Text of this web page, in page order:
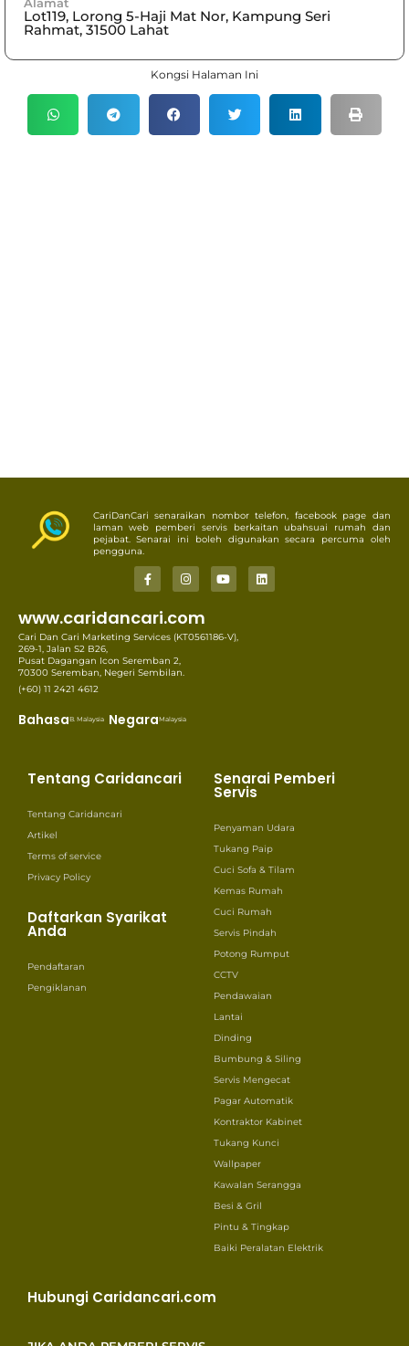
Lot119, Lorong 5-Haji Mat Nor, Kampung Seri
Rahmat, 31500 Lahat
Kongsi Halaman Ini
CariDanCari senaraikan nombor telefon, facebook page dan
laman web pemberi servis berkaitan ubahsuai rumah dan
pejabat. Senarai ini boleh digunakan secara percuma oleh
pengguna.
www.caridancari.com
Cari Dan Cari Marketing Services (KT0561186-V),
269-1, Jalan S2 B26,
Pusat Dagangan Icon Seremban 2,
70300 Seremban, Negeri Sembilan.
(+60) 11 2421 4612
BahasaB. Malaysia NegaraMalaysia
Tentang Caridancari
Tentang Caridancari
Artikel
Terms of service
Privacy Policy
Daftarkan Syarikat
Anda
Pendaftaran
Pengiklanan
Senarai Pemberi
Servis
Penyaman Udara
Tukang Paip
Cuci Sofa & Tilam
Kemas Rumah
Cuci Rumah
Servis Pindah
Potong Rumput
CCTV
Pendawaian
Lantai
Dinding
Bumbung & Siling
Servis Mengecat
Pagar Automatik
Kontraktor Kabinet
Tukang Kunci
Wallpaper
Kawalan Serangga
Besi & Gril
Pintu & Tingkap
Baiki Peralatan Elektrik
Hubungi Caridancari.com